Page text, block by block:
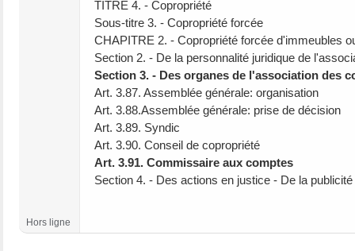
TITRE 4. - Copropriété
Sous-titre 3. - Copropriété forcée
CHAPITRE 2. - Copropriété forcée d'immeubles
Section 2. - De la personnalité juridique de
Section 3. - Des organes de l'association des
Art. 3.87. Assemblée générale: organisation
Art. 3.88.Assemblée générale: prise de décision
Art. 3.89. Syndic
Art. 3.90. Conseil de copropriété
Art. 3.91. Commissaire aux comptes
Section 4. - Des actions en justice - De la
Hors ligne